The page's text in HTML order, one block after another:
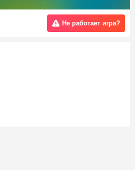
Не работает игра?